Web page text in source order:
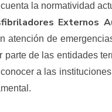
la normatividad
Externos
atención de
parte de las entidades
a las